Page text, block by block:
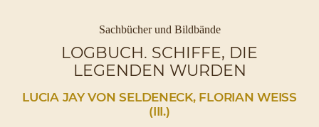
Inseln
|
Café
Sassnitz
Kategorien
Sachbücher und Bildbände
LOGBUCH. SCHIFFE, DIE
LEGENDEN WURDEN
LUCIA JAY VON SELDENECK, FLORIAN WEISS (
III.)